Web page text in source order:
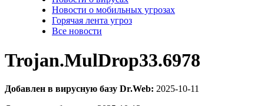
Новости о мобильных угрозах
Горячая лента угроз
Все новости
Trojan.MulDrop33.6978
Добавлен в вирусную базу Dr.Web: 2025-10-11